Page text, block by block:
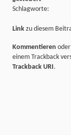
Schlagworte:
Link zu diesem
Kommentieren
einem Trackback
Trackback URI.